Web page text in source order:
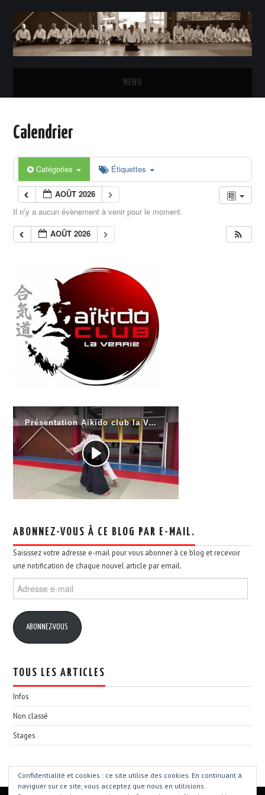
MENU
LE CLUB
HORAIRES DES COURS
INSCRIPTIONS & TARIFS
CALENDRIER
PHOTOS
NOUS CONTACTER
Calendrier
Catégories Étiquettes
AOÛT 2026
Il n’y a aucun évènement à venir pour le moment.
AOÛT 2026
ABONNEZ-VOUS À CE BLOG PAR E-MAIL.
Saisissez votre adresse e-mail pour vous abonner à ce blog et recevoir
une notification de chaque nouvel article par email.
Adresse
e-
ABONNEZ-VOUS
TOUS LES ARTICLES
Infos
Non classé
Stages
Confidentialité et cookies : ce site utilise des cookies. En continuant à
naviguer sur ce site, vous acceptez que nous en utilisions.